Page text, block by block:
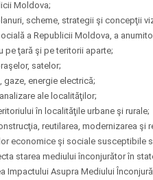
Moldova;
scheme, strategii şi concepţii
a Republicii Moldova, a
pe ţară şi pe teritorii aparte;
satelor;
gaze, energie electrică;
ale localităţilor;
în localităţile urbane şi rurale;
reutilarea, modernizarea şi
economice şi sociale susceptibile
starea mediului înconjurător în
Impactului Asupra Mediului